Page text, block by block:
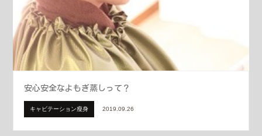
安心安全なよもぎ蒸しって？
キャビテーション瘦身 2019.09.26